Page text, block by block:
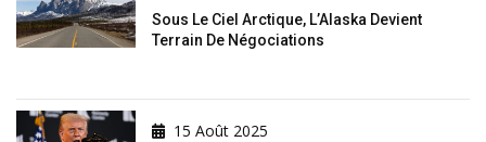
Sous Le Ciel Arctique, L’Alaska Devient
Terrain De Négociations
15 Août 2025